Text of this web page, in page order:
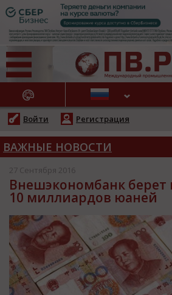
НОВОСТИ
Войти Регистрация
ВАЖНЫЕ НОВОСТИ
27 Сентября 2016
Внешэкономбанк берет
10 миллиардов юаней